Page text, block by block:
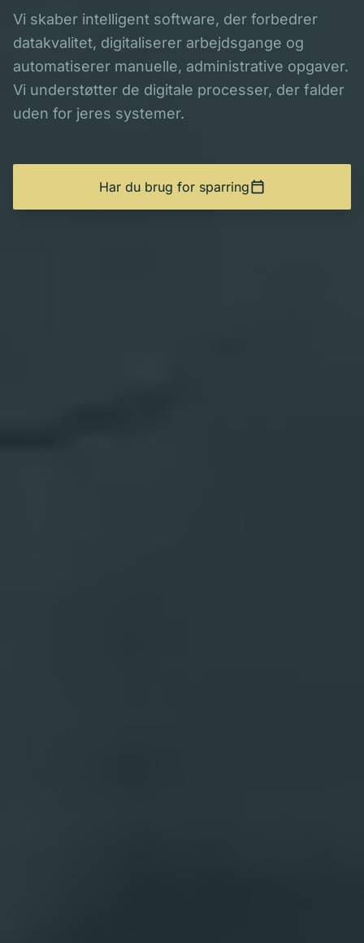
Vi skaber intelligent software, der forbedrer
datakvalitet, digitaliserer arbejdsgange og
automatiserer manuelle, administrative opgaver.
Vi understøtter de digitale processer, der falder
uden for jeres systemer.
Har du brug for sparringcalendar_today